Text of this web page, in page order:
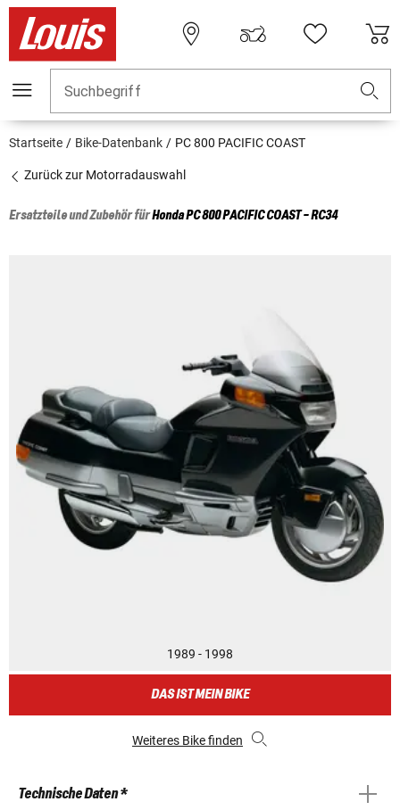
Suchbegriff
Startseite Bike-Datenbank PC 800 PACIFIC COAST
Zurück zur Motorradauswahl
Ersatzteile und Zubehör fürHondaPC 800 PACIFIC COAST - RC34
1989 - 1998
DAS IST MEIN BIKE
Weiteres Bike finden
Technische Daten *